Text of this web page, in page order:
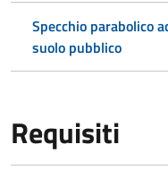
Specchio parabolico
suolo pubblico
Requisiti